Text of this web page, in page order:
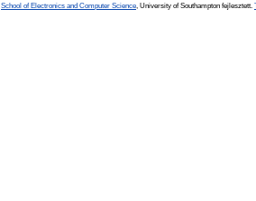
School of Electronics and Computer Science , University of Southampton fejlesztett.